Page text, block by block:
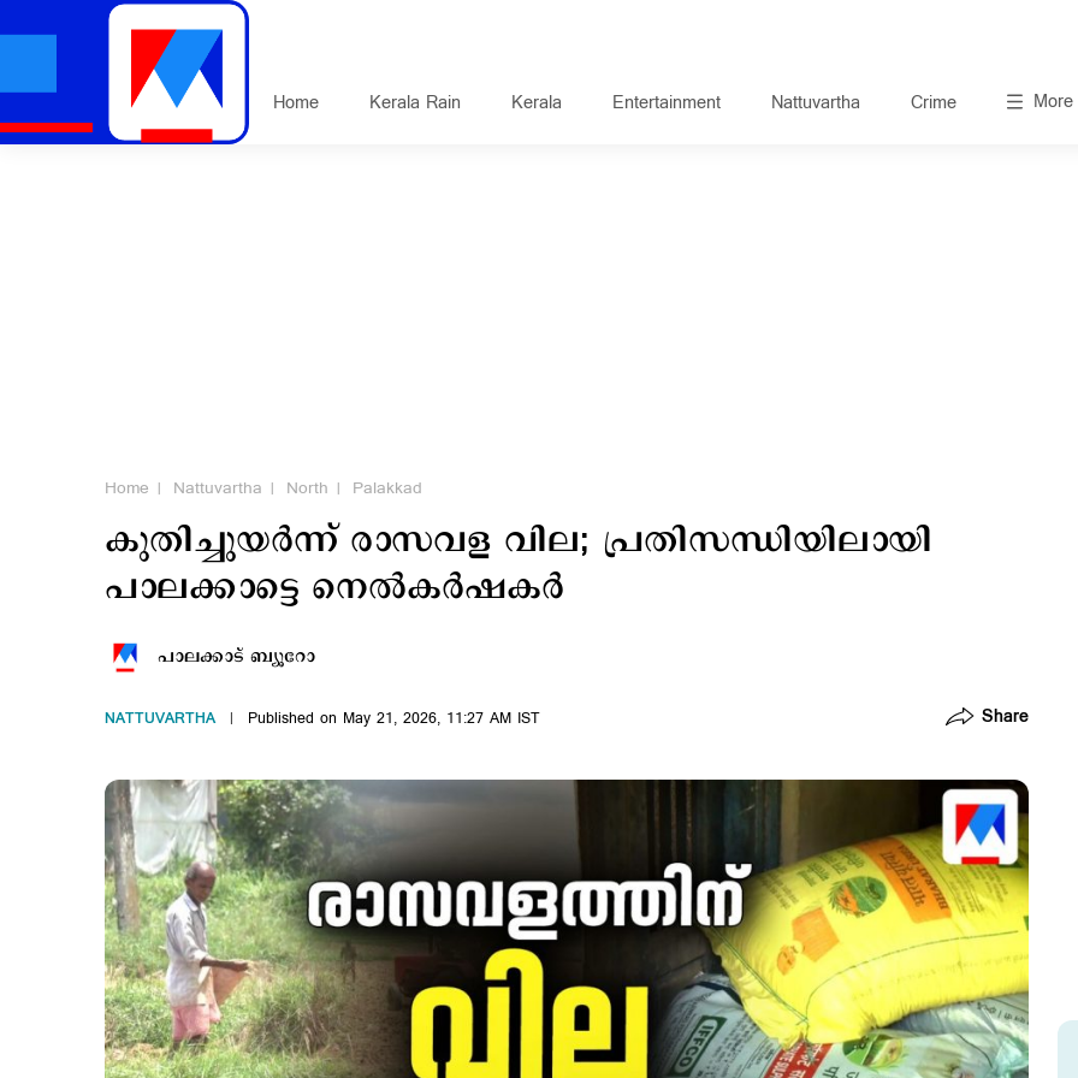
Home Kerala Rain Kerala Entertainment Nattuvartha Crime More
Home Nattuvartha North Palakkad
കുതിച്ചുയര്‍ന്ന് രാസവള വില; പ്രതിസന്ധിയിലായി
പാലക്കാട്ടെ നെല്‍കര്‍ഷകര്‍
പാലക്കാട് ബ്യൂറോ
NATTUVARTHA Published on May 21, 2026, 11:27 AM IST Share